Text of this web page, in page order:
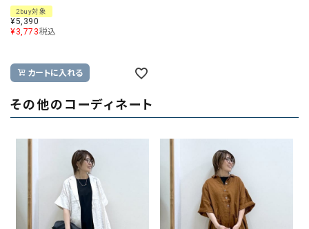
2buy対象
¥5,390
¥3,773税込
カートに入れる
その他のコーディネート